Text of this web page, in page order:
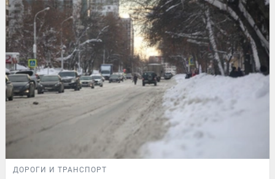
ДОРОГИ И ТРАНСПОРТ